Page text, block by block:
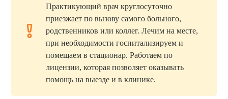
Практикующий врач круглосуточно
приезжает по вызову самого больного,
родственников или коллег. Лечим на месте,
при необходимости госпитализируем и
помещаем в стационар. Работаем по
лицензии, которая позволяет оказывать
помощь на выезде и в клинике.